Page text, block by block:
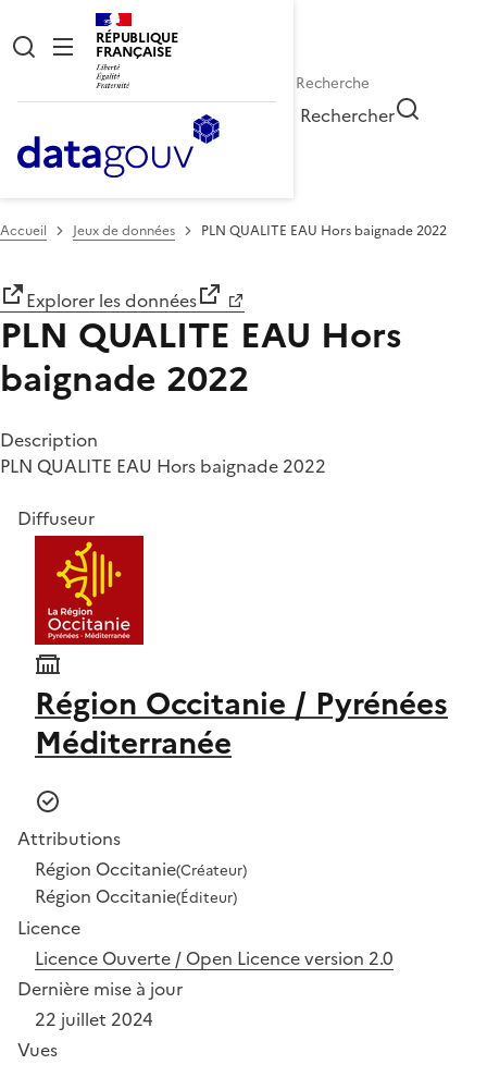
RÉPUBLIQUE
FRANÇAISE
Rechercher
Accueil Jeux de données PLN QUALITE EAU Hors baignade 2022
Explorer les données
PLN QUALITE EAU Hors
baignade 2022
Description
PLN QUALITE EAU Hors baignade 2022
Diffuseur
Région Occitanie / Pyrénées
Méditerranée
Attributions
Région Occitanie(Créateur)
Région Occitanie(Éditeur)
Licence
Licence Ouverte / Open Licence version 2.0
Dernière mise à jour
22 juillet 2024
Vues